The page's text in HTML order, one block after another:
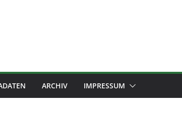
ARCHIV IMPRESSUM